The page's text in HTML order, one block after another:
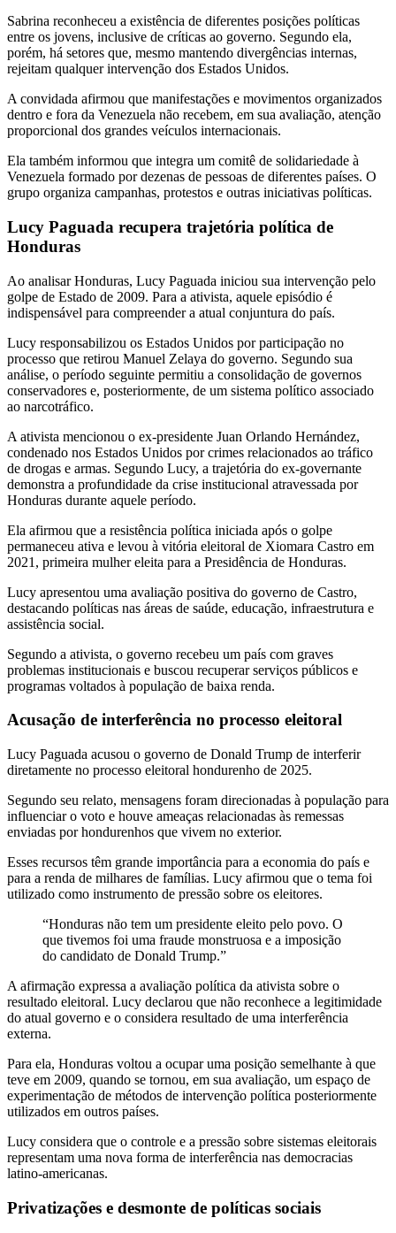
Sabrina reconheceu a existência de diferentes posições políticas
entre os jovens, inclusive de críticas ao governo. Segundo ela,
porém, há setores que, mesmo mantendo divergências internas,
rejeitam qualquer intervenção dos Estados Unidos.
A convidada afirmou que manifestações e movimentos organizados
dentro e fora da Venezuela não recebem, em sua avaliação, atenção
proporcional dos grandes veículos internacionais.
Ela também informou que integra um comitê de solidariedade à
Venezuela formado por dezenas de pessoas de diferentes países. O
grupo organiza campanhas, protestos e outras iniciativas políticas.
Lucy Paguada recupera trajetória política de
Honduras
Ao analisar Honduras, Lucy Paguada iniciou sua intervenção pelo
golpe de Estado de 2009. Para a ativista, aquele episódio é
indispensável para compreender a atual conjuntura do país.
Lucy responsabilizou os Estados Unidos por participação no
processo que retirou Manuel Zelaya do governo. Segundo sua
análise, o período seguinte permitiu a consolidação de governos
conservadores e, posteriormente, de um sistema político associado
ao narcotráfico.
A ativista mencionou o ex-presidente Juan Orlando Hernández,
condenado nos Estados Unidos por crimes relacionados ao tráfico
de drogas e armas. Segundo Lucy, a trajetória do ex-governante
demonstra a profundidade da crise institucional atravessada por
Honduras durante aquele período.
Ela afirmou que a resistência política iniciada após o golpe
permaneceu ativa e levou à vitória eleitoral de Xiomara Castro em
2021, primeira mulher eleita para a Presidência de Honduras.
Lucy apresentou uma avaliação positiva do governo de Castro,
destacando políticas nas áreas de saúde, educação, infraestrutura e
assistência social.
Segundo a ativista, o governo recebeu um país com graves
problemas institucionais e buscou recuperar serviços públicos e
programas voltados à população de baixa renda.
Acusação de interferência no processo eleitoral
Lucy Paguada acusou o governo de Donald Trump de interferir
diretamente no processo eleitoral hondurenho de 2025.
Segundo seu relato, mensagens foram direcionadas à população para
influenciar o voto e houve ameaças relacionadas às remessas
enviadas por hondurenhos que vivem no exterior.
Esses recursos têm grande importância para a economia do país e
para a renda de milhares de famílias. Lucy afirmou que o tema foi
utilizado como instrumento de pressão sobre os eleitores.
“Honduras não tem um presidente eleito pelo povo. O
que tivemos foi uma fraude monstruosa e a imposição
do candidato de Donald Trump.”
A afirmação expressa a avaliação política da ativista sobre o
resultado eleitoral. Lucy declarou que não reconhece a legitimidade
do atual governo e o considera resultado de uma interferência
externa.
Para ela, Honduras voltou a ocupar uma posição semelhante à que
teve em 2009, quando se tornou, em sua avaliação, um espaço de
experimentação de métodos de intervenção política posteriormente
utilizados em outros países.
Lucy considera que o controle e a pressão sobre sistemas eleitorais
representam uma nova forma de interferência nas democracias
latino-americanas.
Privatizações e desmonte de políticas sociais